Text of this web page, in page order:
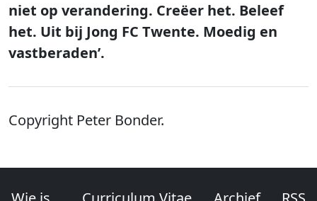
niet op verandering. Creëer het. Beleef
het. Uit bij Jong FC Twente. Moedig en
vastberaden’.
Copyright Peter Bonder.